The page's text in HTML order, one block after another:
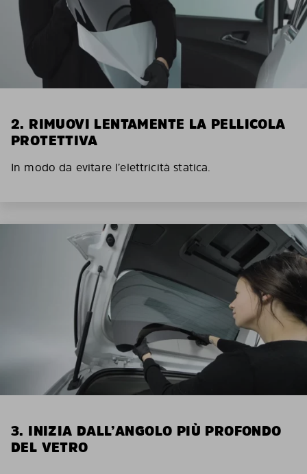
2. RIMUOVI LENTAMENTE LA PELLICOLA
PROTETTIVA
In modo da evitare l’elettricità statica.
3. INIZIA DALL’ANGOLO PIÙ PROFONDO
DEL VETRO